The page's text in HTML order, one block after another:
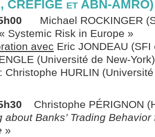
CREFIGE et ABN-
Michael ROCKINGER
Systemic Risk in Europe »
avec Eric JONDEAU
(Université de New-York)
: Christophe HURLIN
Christophe PÉRIGNON
about Banks’ Trading
»